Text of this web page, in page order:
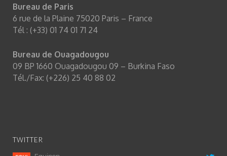
Bureau de Paris
6 rue de la Plaine 75020 Paris – France
Tél : (+33) 01 74 01 71 24
Bureau de Ouagadougou
09 BP 1660 Ouagadougou 09 – Burkina Faso
Tél./Fax: (+226) 25 40 88 02
TWITTER